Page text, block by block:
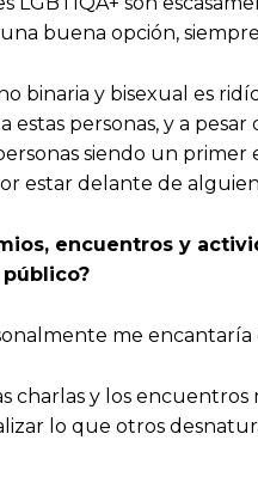
buena opción,
binaria y bisexual es
personas, y a
siendo un
estar delante de
encuentros y
me
charlas y los
lo que otros